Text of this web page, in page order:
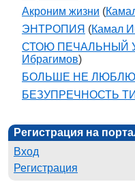
Акроним жизни (
ЭНТРОПИЯ (Камал
СТОЮ ПЕЧАЛЬНЫЙ
Ибрагимов)
БОЛЬШЕ НЕ
БЕЗУПРЕЧНОСТЬ
Регистрация на
Вход
Регистрация